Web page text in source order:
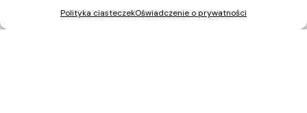
Polityka ciasteczekOświadczenie o prywatności
Nieruchomości Gliwice